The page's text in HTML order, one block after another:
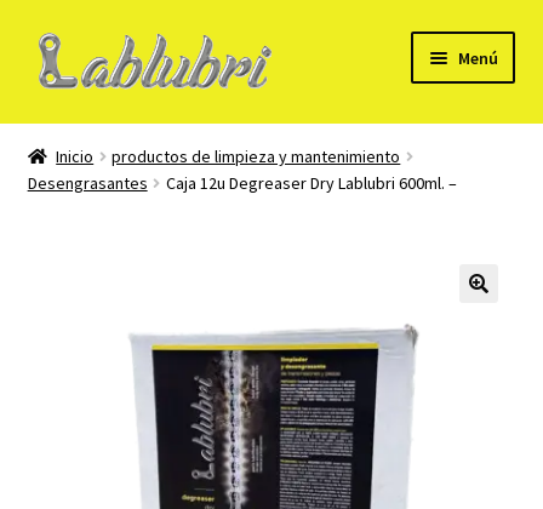
IrIr
al
Menú
Mi Cuenta
Formulario para alta de cliente B2B
Inicio
productos de limpieza y mantenimiento
Desengrasantes
Caja 12u Degreaser Dry Lablubri 600ml. –